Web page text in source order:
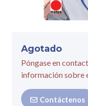
Agotado
Póngase en
información sobre
Contáctenos